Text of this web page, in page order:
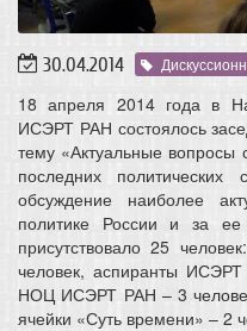
30.04.2014
18 апреля 2014 года в
ИСЭРТ РАН состоялось
тему «Актуальные вопросы
последних
обсуждение наиболее
политике России и за
присутствовало 25
человек, аспиранты
НОЦ ИСЭРТ РАН – 3
ячейки «Суть времени» – 2